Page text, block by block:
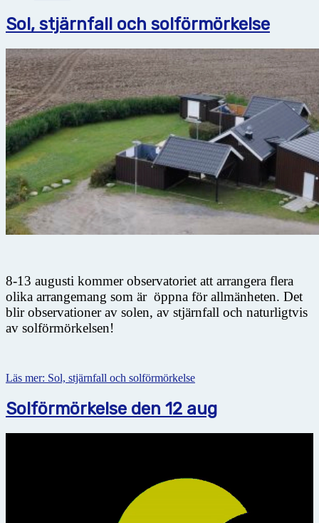
Sol, stjärnfall och solförmörkelse
8-13 augusti kommer observatoriet att arrangera flera
olika arrangemang som är öppna för allmänheten. Det
blir observationer av solen, av stjärnfall och naturligtvis
av solförmörkelsen!
Läs mer: Sol, stjärnfall och solförmörkelse
Solförmörkelse den 12 aug